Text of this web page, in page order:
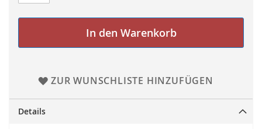
In den Warenkorb
ZUR WUNSCHLISTE HINZUFÜGEN
Details